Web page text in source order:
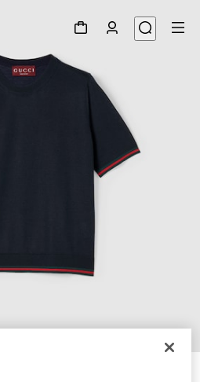
extra fine